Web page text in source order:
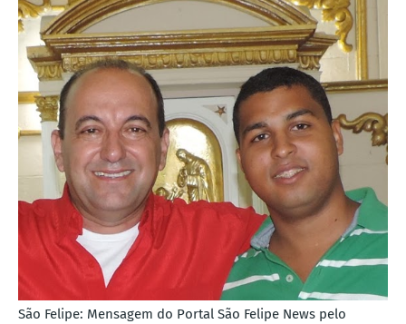
São Felipe: Mensagem do Portal São Felipe News pelo